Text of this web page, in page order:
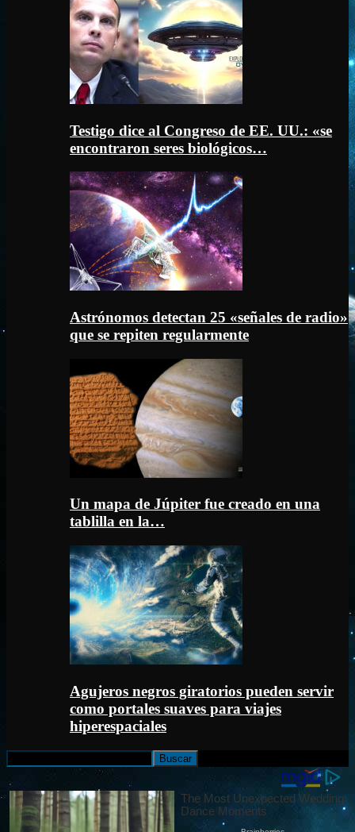
Testigo dice al Congreso de EE. UU.: «se
encontraron seres biológicos…
Astrónomos detectan 25 «señales de radio»
que se repiten regularmente
Un mapa de Júpiter fue creado en una
tablilla en la…
Agujeros negros giratorios pueden servir
como portales suaves para viajes
hiperespaciales